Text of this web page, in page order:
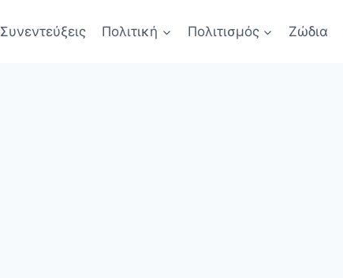
Συνεντεύξεις Πολιτική Πολιτισμός Ζώδια